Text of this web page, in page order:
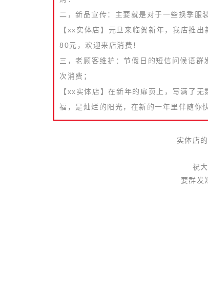
二，新品宣传：主要就是对于一些换季服
【xx实体店】元旦来临贺新年，我店推
80元，欢迎来店消费！
三，老顾客维护：节假日的短信问候语
次消费；
【xx实体店】在新年的扉页上，写满了
福，是灿烂的阳光，在新的一年里伴随你
实体店
祝
要群发